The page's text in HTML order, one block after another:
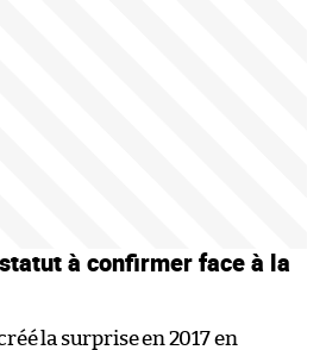
à confirmer face à la
la surprise en 2017 en